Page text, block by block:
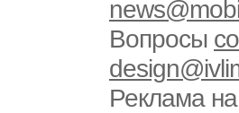
Вопросы
Реклама